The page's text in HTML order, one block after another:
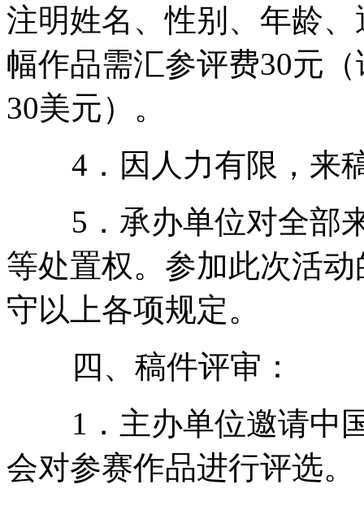
注明姓名、性别、年龄
幅作品需汇参评费30元
30美元）。
4．因人力有限，来
5．承办单位对全部来
等处置权。参加此次活
守以上各项规定。
四、稿件评审：
1．主办单位邀请中国
会对参赛作品进行评选。